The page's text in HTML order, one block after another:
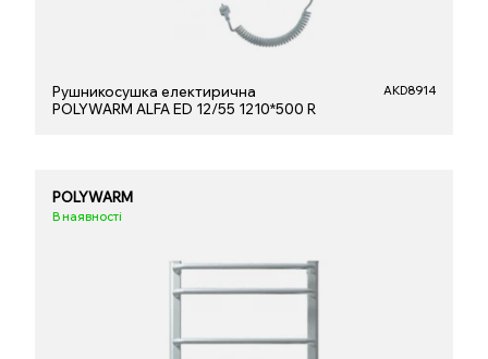
Рушникосушка електирична
POLYWARM ALFA ED 12/55 1210*500 R
AKD8914
POLYWARM
В наявності